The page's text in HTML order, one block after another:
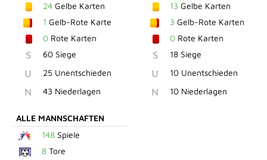
24 Gelbe Karten
1 Gelb-Rote Karte
0 Rote Karten
S 60 Siege
U 25 Unentschieden
N 43 Niederlagen
13 Gelbe Karten
3 Gelb-Rote Karten
0Rote Karten
S 18 Siege
U 10 Unentschieden
N 10 Niederlagen
ALLE MANNSCHAFTEN
148 Spiele
8 Tore